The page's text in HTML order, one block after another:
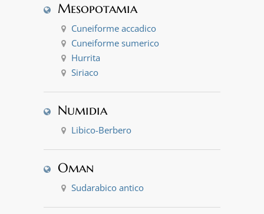
Mesopotamia
Cuneiforme accadico
Cuneiforme sumerico
Hurrita
Siriaco
Numidia
Libico-Berbero
Oman
Sudarabico antico